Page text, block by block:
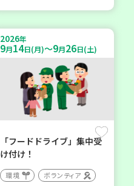
2026年
9月14日(月)～9月26日(土)
「フードドライブ」集中受
け付け！
環境 ボランティア